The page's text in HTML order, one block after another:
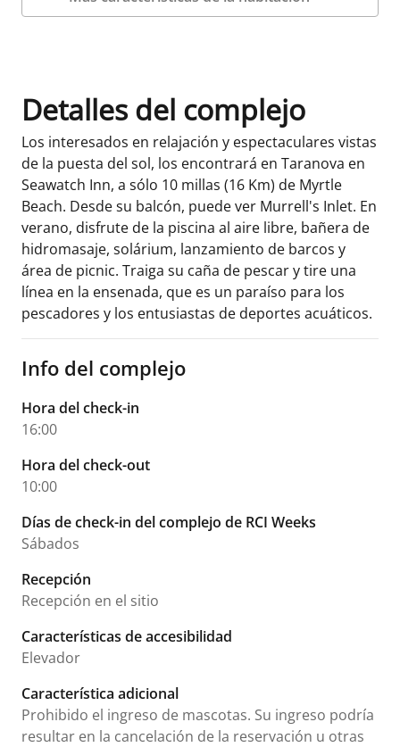
Detalles del complejo
Los interesados en relajación y espectaculares vistas
de la puesta del sol, los encontrará en Taranova en
Seawatch Inn, a sólo 10 millas (16 Km) de Myrtle
Beach. Desde su balcón, puede ver Murrell's Inlet. En
verano, disfrute de la piscina al aire libre, bañera de
hidromasaje, solárium, lanzamiento de barcos y
área de picnic. Traiga su caña de pescar y tire una
línea en la ensenada, que es un paraíso para los
pescadores y los entusiastas de deportes acuáticos.
Info del complejo
Hora del check-in
16:00
Hora del check-out
10:00
Días de check-in del complejo de RCI Weeks
Sábados
Recepción
Recepción en el sitio
Características de accesibilidad
Elevador
Característica adicional
Prohibido el ingreso de mascotas. Su ingreso podría
resultar en la cancelación de la reservación u otras